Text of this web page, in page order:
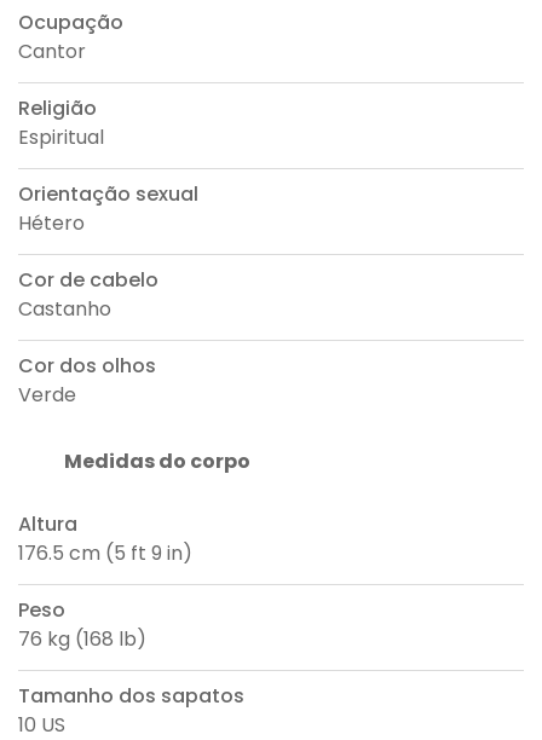
Ocupação
Cantor
Religião
Espiritual
Orientação sexual
Hétero
Cor de cabelo
Castanho
Cor dos olhos
Verde
Medidas do corpo
Altura
176.5 cm (5 ft 9 in)
Peso
76 kg (168 lb)
Tamanho dos sapatos
10 US